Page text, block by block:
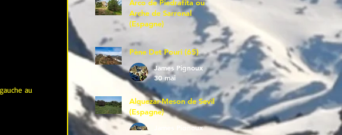
au
Arco de Piedrafita ou
Arche de Sarronal
(Espagne)
James Pignoux
7 juin
Pène Det Pouri (65)
James Pignoux
30 mai
Alquezar-Meson de Sevil
(Espagne)
James Pignoux